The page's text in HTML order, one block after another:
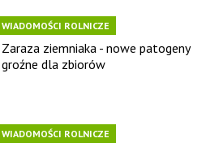
WIADOMOŚCI ROLNICZE
Zaraza ziemniaka - nowe patogeny
groźne dla zbiorów
WIADOMOŚCI ROLNICZE